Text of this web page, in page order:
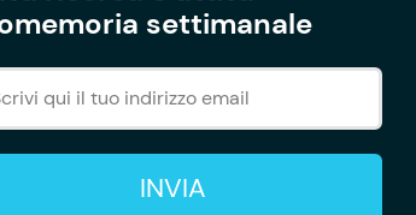
settimanale
INVIA